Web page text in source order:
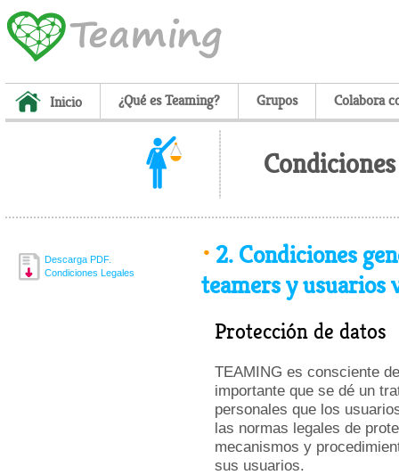
Inicio ¿Qué es Teaming? Grupos Colabora
Descarga PDF.
Condiciones Legales
2. Condiciones
teamers y usuarios
Protección de datos
TEAMING es consciente
importante que se dé un
personales que los
las normas legales de
mecanismos y
sus usuarios.